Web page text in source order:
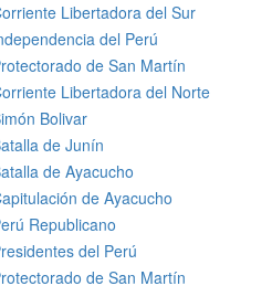
Libertadora del Sur
del Perú
de San Martín
Libertadora del Norte
Bolivar
de Junín
de Ayacucho
de Ayacucho
Republicano
del Perú
de San Martín